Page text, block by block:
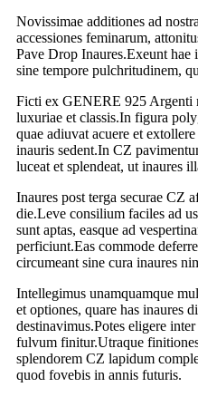
Novissimae additiones ad
accessiones feminarum,
Pave Drop Inaures.Exeunt hae
sine tempore pulchritudinem,
Ficti ex GENERE 925 Argenti
luxuriae et classis.In figura
quae adiuvat acuere et
inauris sedent.In CZ
luceat et splendeat, ut inaures
Inaures post terga securae CZ
die.Leve consilium faciles ad
sunt aptas, easque ad
perficiunt.Eas commode
circumeant sine cura inaures
Intellegimus unamquamque
et optiones, quare has inaures
destinavimus.Potes eligere
fulvum finitur.Utraque
splendorem CZ lapidum
quod fovebis in annis futuris.